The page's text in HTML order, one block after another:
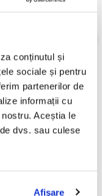
conținutul și
sociale și pentru
partenerilor de
informații cu
Aceștia le
dvs. sau culese
Afişare